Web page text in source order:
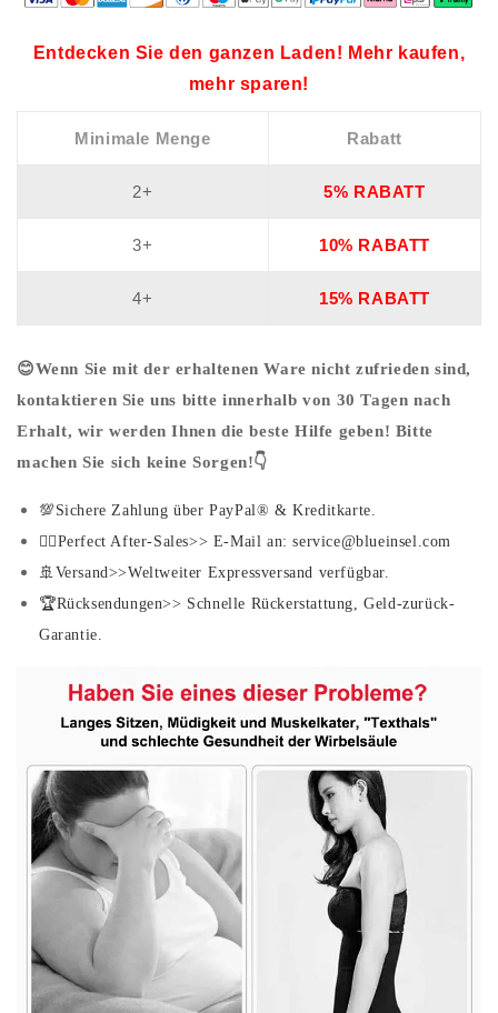
Entdecken Sie den ganzen Laden! Mehr kaufen,
mehr sparen!
Minimale Menge Rabatt
2+ 5% RABATT
3+ 10% RABATT
4+ 15% RABATT
😊Wenn Sie mit der erhaltenen Ware nicht zufrieden sind,
kontaktieren Sie uns bitte innerhalb von 30 Tagen nach
Erhalt, wir werden Ihnen die beste Hilfe geben! Bitte
machen Sie sich keine Sorgen!👇
💯Sichere Zahlung über PayPal® & Kreditkarte.
💁‍♀️Perfect After-Sales>> E-Mail an: service@blueinsel.com
🚢Versand>>Weltweiter Expressversand verfügbar.
🏆Rücksendungen>> Schnelle Rückerstattung, Geld-zurück-
Garantie.